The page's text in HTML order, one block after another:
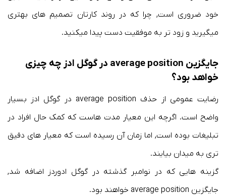
خود ضروری است, چرا که در روند کارتان تصمیم های بهتری
میگیرید و زود تر به موفقیت دست پیدا میکنید.
جایگزین average position در گوگل ادز چه چیزی
خواهد بود؟
رضایت عمومی از حذف average position در گوگل ادز بسیار
واضح است. اگرچه این معیار مدت هاست که کمک حال افراد در
تبلیغات بوده است, اما زمان آن رسیده است که معیار های دقیق
تری به میدان بیایند.
گزینه هایی که در نوامبر گذشته در گوگل ادوردز اضافه شد,
جایگزین average position خواهند بود.